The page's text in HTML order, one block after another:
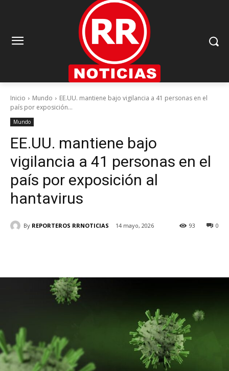
Inicio Mundo
EE.UU. mantiene bajo vigilancia a 41 personas en el
país por exposición...
Mundo
EE.UU. mantiene bajo
vigilancia a 41 personas en el
país por exposición al
hantavirus
By REPORTEROS RRNOTICIAS 14 mayo, 2026 0
93